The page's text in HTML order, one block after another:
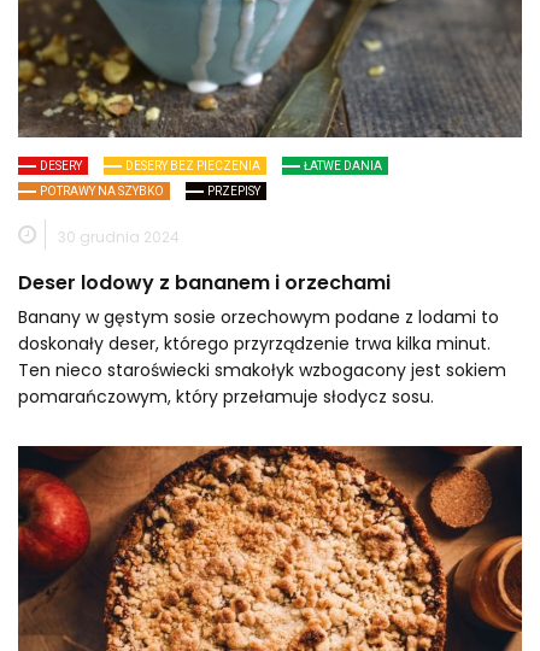
DESERY DESERY BEZ PIECZENIA
ŁATWE DANIA
POTRAWY NA SZYBKO
PRZEPISY
30 grudnia 2024
Deser lodowy z bananem i orzechami
Banany w gęstym sosie orzechowym podane z lodami to
doskonały deser, którego przyrządzenie trwa kilka minut.
Ten nieco staroświecki smakołyk wzbogacony jest sokiem
pomarańczowym, który przełamuje słodycz sosu.